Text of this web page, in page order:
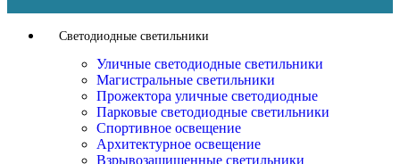
Светодиодные светильники
Уличные светодиодные светильники
Магистральные светильники
Прожектора уличные светодиодные
Парковые светодиодные светильники
Спортивное освещение
Архитектурное освещение
Взрывозащищенные светильники